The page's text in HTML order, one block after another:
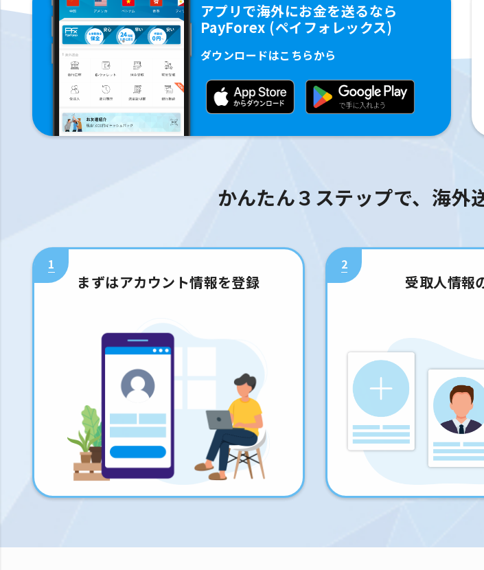
アプリで海外にお金を送るなら
PayForex (ペイフォレックス)
ダウンロードはこちらから
かんたん３ステップで、海外
1
まずはアカウント情報を登録
2
受取人情報